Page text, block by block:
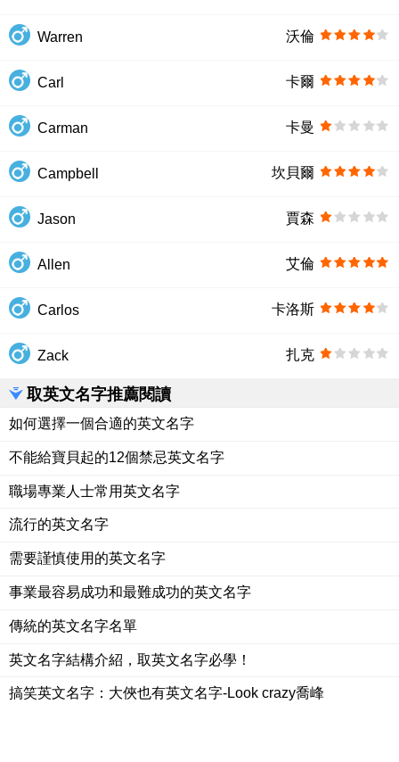
Warren 沃倫
Carl 卡爾
Carman 卡曼
Campbell 坎貝爾
Jason 賈森
Allen 艾倫
Carlos 卡洛斯
Zack 扎克
取英文名字推薦閱讀
如何選擇一個合適的英文名字
不能給寶貝起的12個禁忌英文名字
職場專業人士常用英文名字
流行的英文名字
需要謹慎使用的英文名字
事業最容易成功和最難成功的英文名字
傳統的英文名字名單
英文名字結構介紹，取英文名字必學！
搞笑英文名字：大俠也有英文名字-Look crazy喬峰